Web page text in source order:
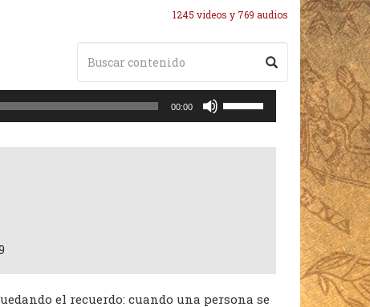
1245 videos y 769 audios
00:00
de
el recuerdo: cuando una persona se